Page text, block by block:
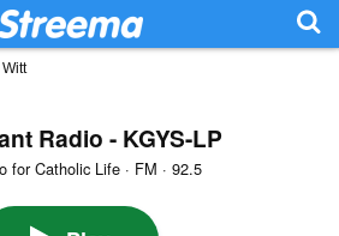
Witt
Radio - KGYS-LP
for Catholic Life · FM · 92.5